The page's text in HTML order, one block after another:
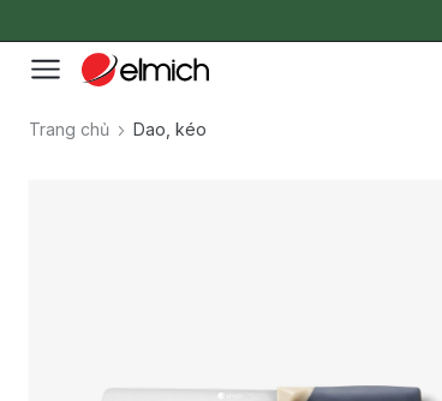
Trang chủ Dao, kéo